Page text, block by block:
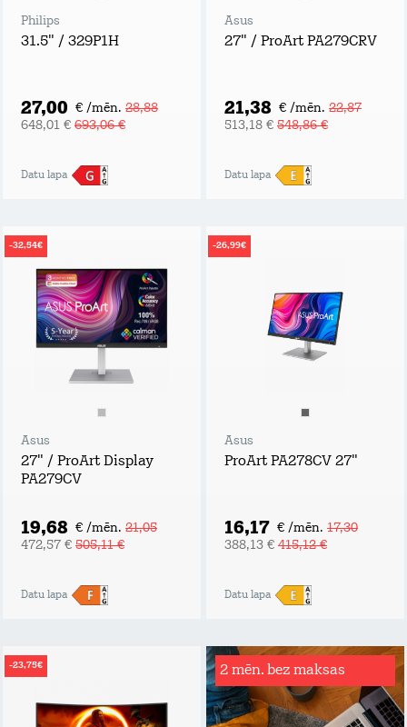
Philips
31.5" / 329P1H
27,00 € /mēn. 28,88
648,01 € 693,06 €
Datu lapa
Asus
27" / ProArt PA279CRV
21,38 € /mēn. 22,87
513,18 € 548,86 €
Datu lapa
-32,54€
Asus
27" / ProArt Display
PA279CV
19,68 € /mēn. 21,05
472,57 € 505,11 €
Datu lapa
-26,99€
Asus
ProArt PA278CV 27"
16,17 € /mēn. 17,30
388,13 € 415,12 €
Datu lapa
-23,75€ 2 mēn. bez maksas
Rēķinu
apdrošināšana